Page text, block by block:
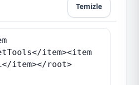
Temizle